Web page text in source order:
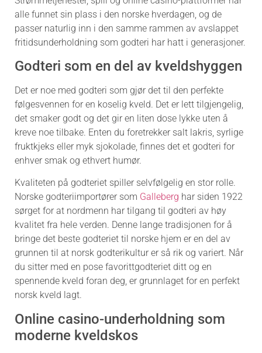
alle funnet sin plass i den norske hverdagen, og de
passer naturlig inn i den samme rammen av avslappet
fritidsunderholdning som godteri har hatt i generasjoner.
Godteri som en del av kveldshyggen
Det er noe med godteri som gjør det til den perfekte
følgesvennen for en koselig kveld. Det er lett tilgjengelig,
det smaker godt og det gir en liten dose lykke uten å
kreve noe tilbake. Enten du foretrekker salt lakris, syrlige
fruktkjeks eller myk sjokolade, finnes det et godteri for
enhver smak og ethvert humør.
Kvaliteten på godteriet spiller selvfølgelig en stor rolle.
Norske godteriimportører som Galleberg har siden 1922
sørget for at nordmenn har tilgang til godteri av høy
kvalitet fra hele verden. Denne lange tradisjonen for å
bringe det beste godteriet til norske hjem er en del av
grunnen til at norsk godterikultur er så rik og variert. Når
du sitter med en pose favorittgodteriet ditt og en
spennende kveld foran deg, er grunnlaget for en perfekt
norsk kveld lagt.
Online casino-underholdning som
moderne kveldskos